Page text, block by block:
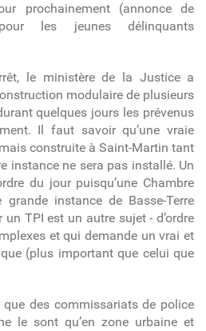
prochainement (annonce de
les jeunes délinquants
le ministère de la Justice a
modulaire de plusieurs
quelques jours les prévenus
Il faut savoir qu’une vraie
construite à Saint-Martin tant
instance ne sera pas installé. Un
du jour puisqu’une Chambre
instance de Basse-Terre
un TPI est un autre sujet - d’ordre
et qui demande un vrai et
(plus important que celui que
des commissariats de police
le sont qu’en zone urbaine et